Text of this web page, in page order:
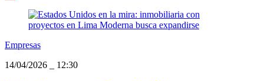
Empresas
14/04/2026
12:30